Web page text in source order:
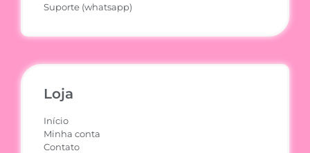
Suporte (whatsapp)
Loja
Início
Minha conta
Contato